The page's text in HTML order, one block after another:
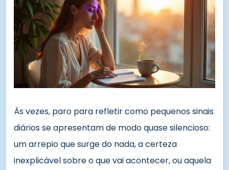
Às vezes, paro para refletir como pequenos sinais
diários se apresentam de modo quase silencioso:
um arrepio que surge do nada, a certeza
inexplicável sobre o que vai acontecer, ou aquela